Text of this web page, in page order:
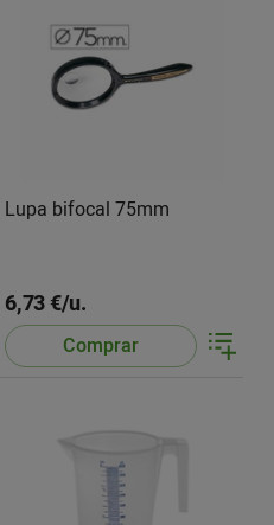
Lupa bifocal 75mm
6,73 €/u.
Comprar